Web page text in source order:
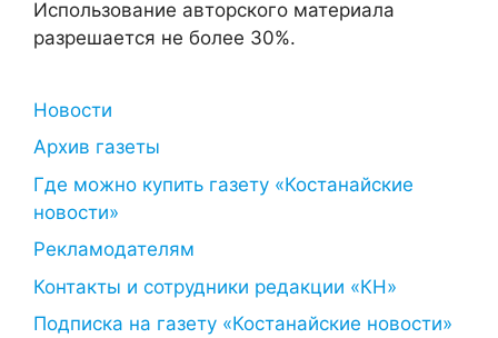
Использование авторского материала
разрешается не более 30%.
Новости
Архив газеты
Где можно купить газету «Костанайские
новости»
Рекламодателям
Контакты и сотрудники редакции «КН»
Подписка на газету «Костанайские новости»